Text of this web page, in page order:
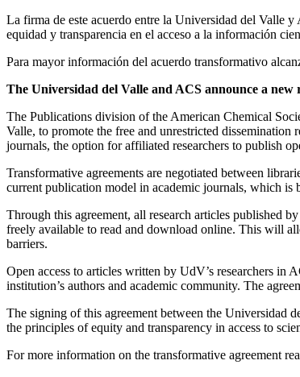
La firma de este acuerdo entre la Universidad del Valle
equidad y transparencia en el acceso a la información
Para mayor información del acuerdo transformativo
The Universidad del Valle and ACS announce a new
The Publications division of the American Chemical
Valle, to promote the free and unrestricted
journals, the option for affiliated researchers to publish
Transformative agreements are negotiated between
current publication model in academic journals, which is
Through this agreement, all research articles published
freely available to read and download online. This will
barriers.
Open access to articles written by UdV’s researchers
institution’s authors and academic community. The
The signing of this agreement between the Universidad
the principles of equity and transparency in access to
For more information on the transformative agreement